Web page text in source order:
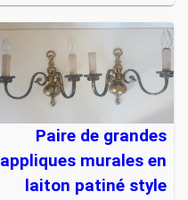
Paire de grandes
appliques murales en
laiton patiné style